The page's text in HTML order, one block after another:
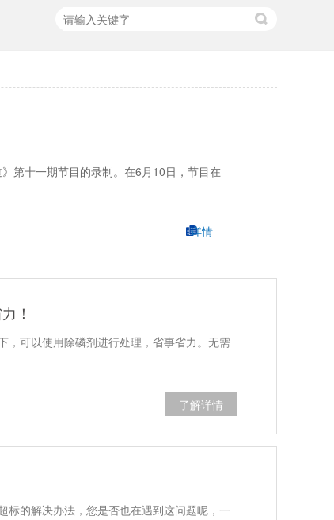
第十一期节目的录制。在6月10日，节目在
详情
！
，可以使用除磷剂进行处理，省事省力。无需
了解详情
标的解决办法，您是否也在遇到这问题呢，一